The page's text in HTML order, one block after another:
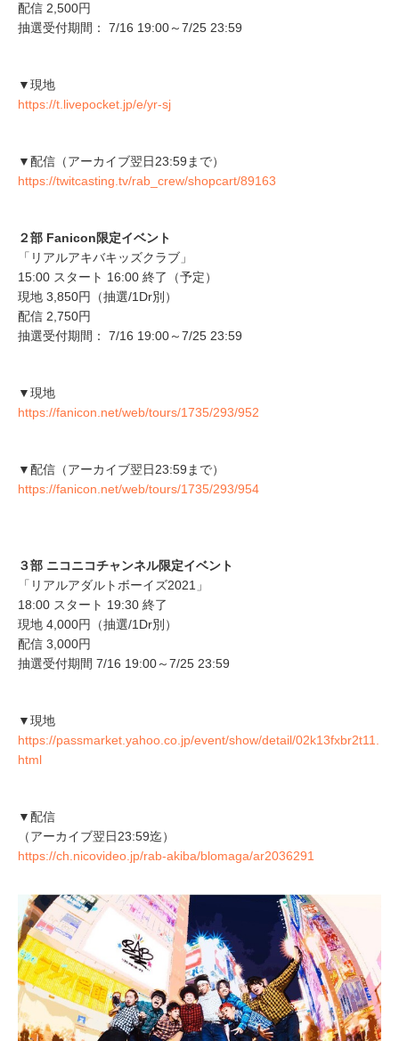
配信 2,500円
抽選受付期間： 7/16 19:00～7/25 23:59
▼現地
https://t.livepocket.jp/e/yr-sj
▼配信（アーカイブ翌日23:59まで）
https://twitcasting.tv/rab_crew/shopcart/89163
２部 Fanicon限定イベント
「リアルアキバキッズクラブ」
15:00 スタート 16:00 終了（予定）
現地 3,850円（抽選/1Dr別）
配信 2,750円
抽選受付期間： 7/16 19:00～7/25 23:59
▼現地
https://fanicon.net/web/tours/1735/293/952
▼配信（アーカイブ翌日23:59まで）
https://fanicon.net/web/tours/1735/293/954
３部 ニコニコチャンネル限定イベント
「リアルアダルトボーイズ2021」
18:00 スタート 19:30 終了
現地 4,000円（抽選/1Dr別）
配信 3,000円
抽選受付期間 7/16 19:00～7/25 23:59
▼現地
https://passmarket.yahoo.co.jp/event/show/detail/02k13fxbr2t11.
html
▼配信
（アーカイブ翌日23:59迄）
https://ch.nicovideo.jp/rab-akiba/blomaga/ar2036291